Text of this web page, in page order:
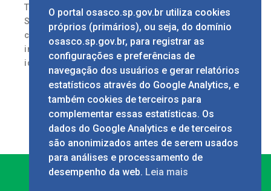
Texto: Lucas Pedrosa Imagens: Marcelo Deck
Seguindo o Plano Nacional de Imunização
contra a covid-19, a Prefeitura de Osasco
iniciou na sexta-feira, 13/2, a vacinação dos
idosos acima dos 85 anos [...]
O portal osasco.sp.gov.br utiliza cookies
próprios (primários), ou seja, do domínio
osasco.sp.gov.br, para registrar as
configurações e preferências de
navegação dos usuários e gerar relatórios
estatísticos através do Google Analytics, e
também cookies de terceiros para
complementar essas estatísticas. Os
dados do Google Analytics e de terceiros
são anonimizados antes de serem usados
para análises e processamento de
desempenho da web. Leia mais